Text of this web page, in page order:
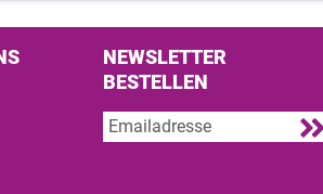
Facebook
us on Twitter
NEWSLETTER
BESTELLEN